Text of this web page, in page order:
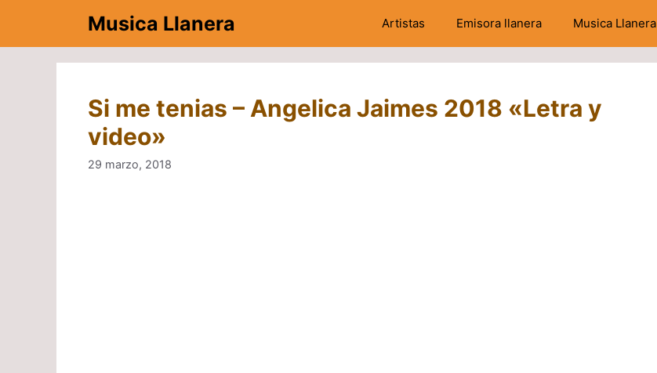
contenido
Musica Llanera Artistas Emisora llanera Musica Llanera
Si me tenias – Angelica Jaimes 2018 «Letra y
video»
29 marzo, 2018